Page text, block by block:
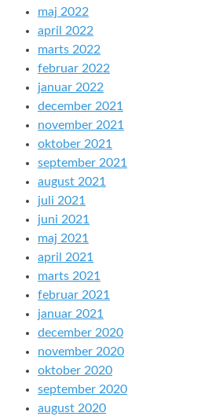
maj 2022
april 2022
marts 2022
februar 2022
januar 2022
december 2021
november 2021
oktober 2021
september 2021
august 2021
juli 2021
juni 2021
maj 2021
april 2021
marts 2021
februar 2021
januar 2021
december 2020
november 2020
oktober 2020
september 2020
august 2020